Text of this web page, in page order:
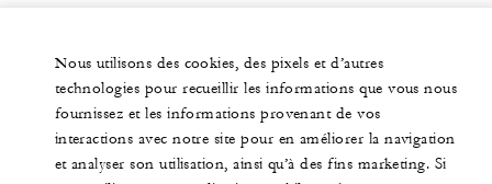
Nous utilisons des cookies, des pixels et d’autres
technologies pour recueillir les informations que vous nous
fournissez et les informations provenant de vos
interactions avec notre site pour en améliorer la navigation
et analyser son utilisation, ainsi qu’à des fins marketing. Si